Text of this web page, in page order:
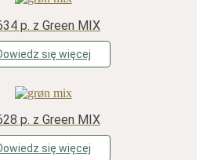
p. z Green MIX
się więcej
p. z Green MIX
się więcej